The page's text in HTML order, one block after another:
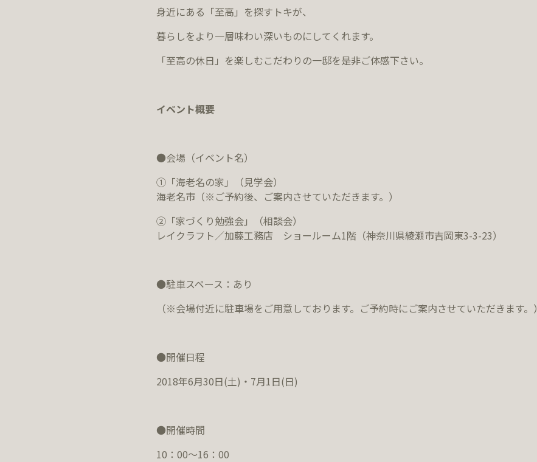
身近にある「至高」を探すトキが、
暮らしをより一層味わい深いものにしてくれます。
「至高の休日」を楽しむこだわりの一邸を是非ご体感下さい。
イベント概要
●会場（イベント名）
①「海老名の家」（見学会）
海老名市（※ご予約後、ご案内させていただきます。）
②「家づくり勉強会」（相談会）
レイクラフト／加藤工務店 ショールーム1階（神奈川県綾瀬市吉岡東3-3-23）
●駐車スペース：あり
（※会場付近に駐車場をご用意しております。ご予約時にご案内させていただきます。）
●開催日程
2018年6月30日(土)・7月1日(日)
●開催時間
10：00～16：00